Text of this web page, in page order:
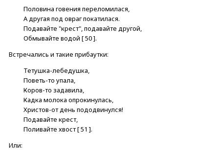
Половина говения переломилася,
А другая под овраг покатилася.
Подавайте "крест", подавайте другой,
Обмывайте водой [ 50 ].
Встречались и такие прибаутки:
Тетушка-лебедушка,
Поветь-то упала,
Коров-то задавила,
Кадка молока опрокинулась,
Христов-от день пододвинулся!
Подавайте крест,
Поливайте хвост [ 51 ].
Или: